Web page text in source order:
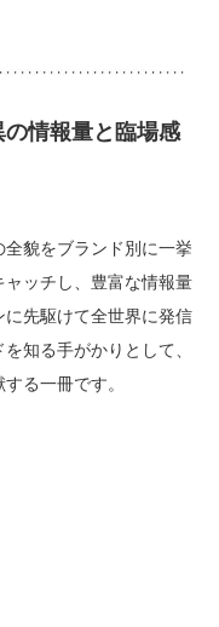
情報量と臨場感
貌をブランド別に一挙
ッチし、豊富な情報量
先駆けて全世界に発信
知る手がかりとして、
る一冊です。